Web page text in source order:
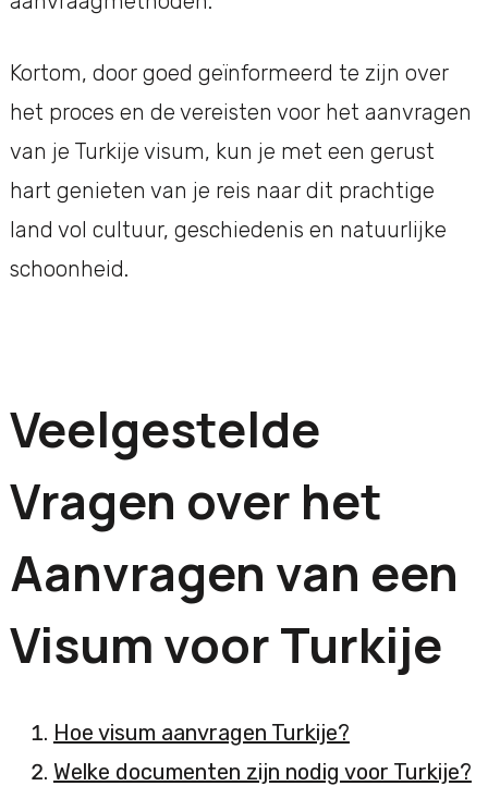
Kortom, door goed geïnformeerd te zijn over
het proces en de vereisten voor het aanvragen
van je Turkije visum, kun je met een gerust
hart genieten van je reis naar dit prachtige
land vol cultuur, geschiedenis en natuurlijke
schoonheid.
Veelgestelde
Vragen over het
Aanvragen van een
Visum voor Turkije
Hoe visum aanvragen Turkije?
Welke documenten zijn nodig voor Turkije?